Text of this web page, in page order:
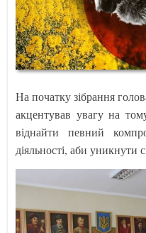
На початку зібрання
акцентував увагу на
віднайти певний
діяльності, аби уникнути